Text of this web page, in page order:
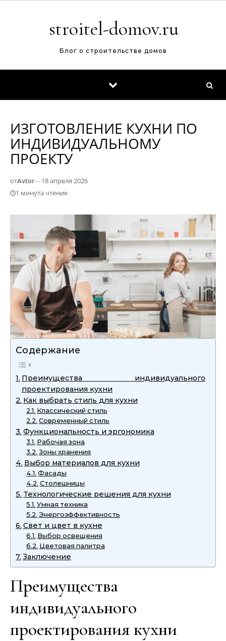
stroitel-domov.ru
Блог о строительстве домов
ИЗГОТОВЛЕНИЕ КУХНИ ПО
ИНДИВИДУАЛЬНОМУ
ПРОЕКТУ
отAvtor—18 апреля 2026
1 минута чтение
Содержание
Преимущества индивидуального
проектирования кухни
Как выбрать стиль для кухни
Классический стиль
Современный стиль
Функциональность и эргономика
Рабочая зона
Зоны хранения
Выбор материалов для кухни
Фасады
Столешницы
Технологические решения для кухни
Умная техника
Энергоэффективность
Свет и цвет в кухне
Выбор освещения
Цветовая палитра
Заключение
Преимущества
индивидуального
проектирования кухни